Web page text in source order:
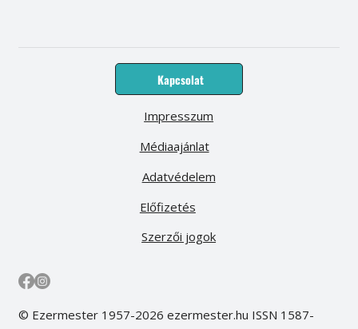
Kapcsolat
Médiaajánlat
Előfizetés
Impresszum
Adatvédelem
Szerzői jogok
© Ezermester 1957-2026 ezermester.hu ISSN 1587-